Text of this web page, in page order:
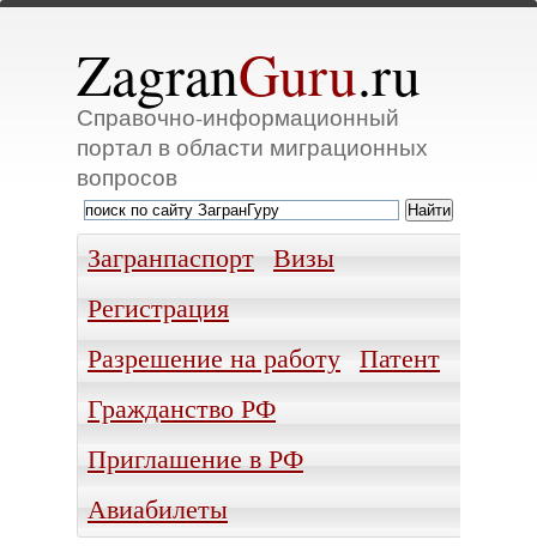
ZagranGuru.ru
Справочно-информационный
портал в области миграционных
вопросов
Загранпаспорт
Визы
Регистрация
Разрешение на работу
Патент
Гражданство РФ
Приглашение в РФ
Авиабилеты